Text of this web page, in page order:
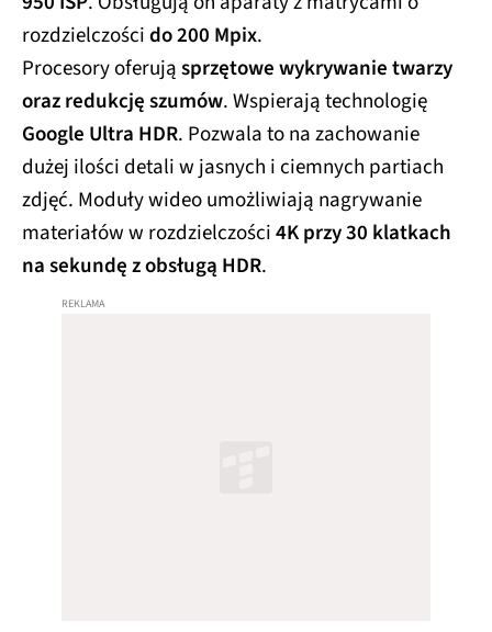
rozdzielczoścido 200 Mpix.
Procesory oferująsprzętowe wykrywanie twarzy
oraz redukcję szumów. Wspierają technologię
Google Ultra HDR. Pozwala to na zachowanie
dużej ilości detali w jasnych i ciemnych partiach
zdjęć. Moduły wideo umożliwiają nagrywanie
materiałów w rozdzielczości4K przy 30 klatkach
na sekundę z obsługą HDR.